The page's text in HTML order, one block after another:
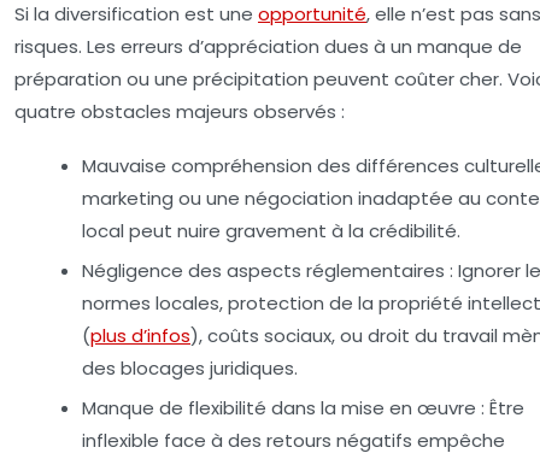
Si la diversification est une opportunité, elle n’est pas sans
risques. Les erreurs d’appréciation dues à un manque de
préparation ou une précipitation peuvent coûter cher.
quatre obstacles majeurs observés :
Mauvaise compréhension des différences
marketing ou une négociation inadaptée au
local peut nuire gravement à la crédibilité.
Négligence des aspects réglementaires : Ignorer
normes locales, protection de la propriété
(plus d’infos), coûts sociaux, ou droit du travail
des blocages juridiques.
Manque de flexibilité dans la mise en œuvre : Être
inflexible face à des retours négatifs empêche